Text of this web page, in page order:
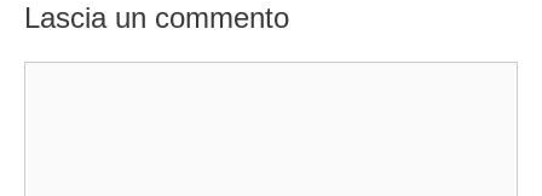
Lascia un commento